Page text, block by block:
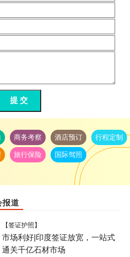
提 交
商务考察 酒店预订 行程定制
旅行保险 国际驾照
报道
【签证护照】
市场利好|印度签证放宽，一站式
通关千亿石材市场